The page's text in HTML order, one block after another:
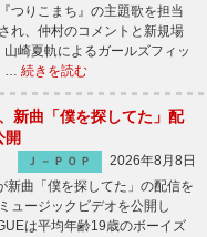
つりこまち』の主題歌を担当
れ、仲村のコメントと新規場
崎夏軌によるガールズフィッ
… 続きを読む
新曲「僕を探してた」配
開
Ｊ－ＰＯＰ
2026年8月8日
曲「僕を探してた」の配信を
ュージックビデオを公開し
は平均年齢19歳のボーイズ